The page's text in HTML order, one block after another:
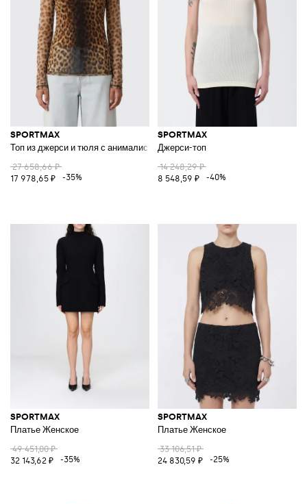
SPORTMAX
Топ из джерси и тюля с анималистичным принтом
27 658,66 ₽
17 978,65 ₽
-35%
SPORTMAX
Джерси-топ
14 248,29 ₽
8 548,59 ₽
-40%
SPORTMAX
Платье Женское
49 451,00 ₽
32 143,62 ₽
-35%
SPORTMAX
Платье Женское
33 106,51 ₽
24 830,59 ₽
-25%